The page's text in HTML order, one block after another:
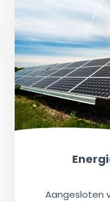
Aangesloten